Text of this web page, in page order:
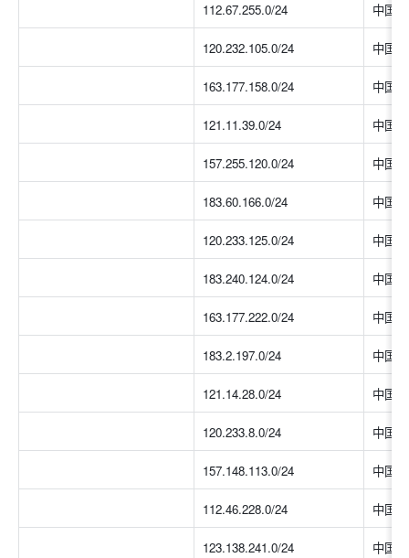
112.67.255.0/24 中国
120.232.105.0/24 中国
163.177.158.0/24 中国
121.11.39.0/24 中国
157.255.120.0/24 中国
183.60.166.0/24 中国
120.233.125.0/24 中国
183.240.124.0/24 中国
163.177.222.0/24 中国
183.2.197.0/24 中国
121.14.28.0/24 中国
120.233.8.0/24 中国
157.148.113.0/24 中国
112.46.228.0/24 中国
123.138.241.0/24 中国